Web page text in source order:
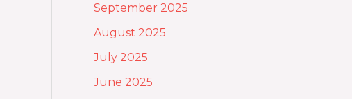
September 2025
August 2025
July 2025
June 2025